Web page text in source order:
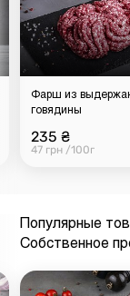
Фарш из
говядины
235 ₴
47 грн /100г
Популярные
Собственное